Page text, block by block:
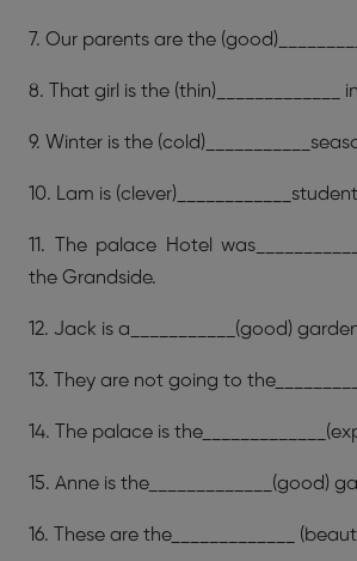
7. Our parents are the
8. That girl is the (thin)_____________
9. Winter is the
10. Lam is
11. The palace Hotel
the Grandside.
12. Jack is a___________(good)
13. They are not going to
14. The palace is
15. Anne is the_____________(good)
16. These are the_____________